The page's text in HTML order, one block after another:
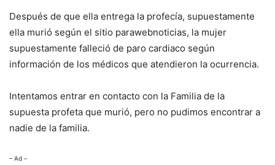
Después de que ella entrega la profecía, supuestamente
ella murió según el sitio parawebnoticias, la mujer
supuestamente falleció de paro cardiaco según
información de los médicos que atendieron la ocurrencia.
Intentamos entrar en contacto con la Familia de la
supuesta profeta que murió, pero no pudimos encontrar a
nadie de la familia.
– Ad –